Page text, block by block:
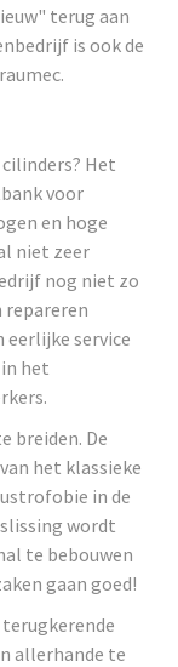
terug aan
is ook de
Het
voor
en hoge
niet zeer
nog niet zo
eerlijke service
het
breiden. De
het klassieke
in de
wordt
te bebouwen
gaan goed!
terugkerende
allerhande te